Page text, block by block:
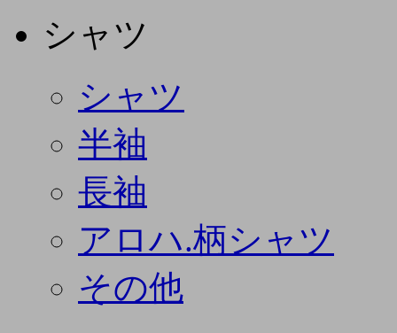
シャツ
シャツ
半袖
長袖
アロハ.柄シャツ
その他